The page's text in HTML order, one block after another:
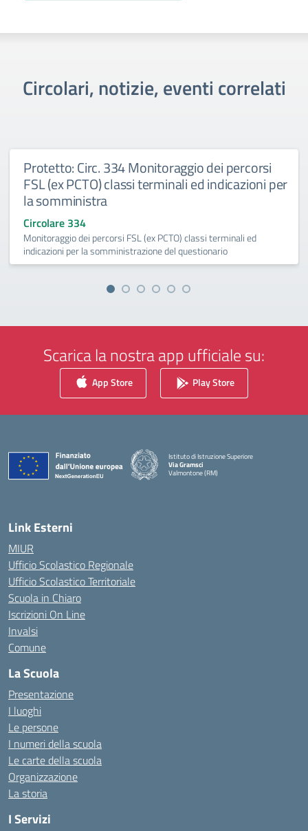
Circolari, notizie, eventi correlati
Protetto: Circ. 334 Monitoraggio dei percorsi
FSL (ex PCTO) classi terminali ed indicazioni per
la somministra
Circolare 334
Monitoraggio dei percorsi FSL (ex PCTO) classi terminali ed
indicazioni per la somministrazione del questionario
Scarica la nostra app ufficiale su:
App Store Play Store
Istituto di Istruzione Superiore
Via Gramsci
Valmontone (RM)
Link Esterni
MIUR
Ufficio Scolastico Regionale
Ufficio Scolastico Territoriale
Scuola in Chiaro
Iscrizioni On Line
Invalsi
Comune
La Scuola
Presentazione
I luoghi
Le persone
I numeri della scuola
Le carte della scuola
Organizzazione
La storia
I Servizi